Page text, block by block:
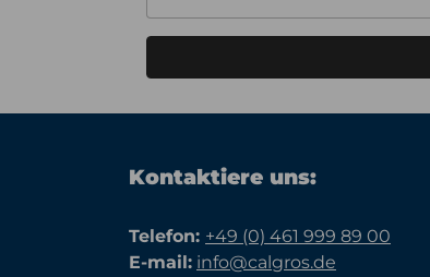
Kontaktiere uns:
Telefon: +49 (0) 461 999 89 00
E-mail: info@calgros.de